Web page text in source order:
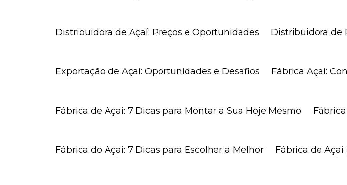
Distribuidora de Açaí: Preços e Oportunidades Distribuidora
Exportação de Açaí: Oportunidades e Desafios Fábrica Açaí:
Fábrica de Açaí: 7 Dicas para Montar a Sua Hoje Mesmo
Fábrica do Açaí: 7 Dicas para Escolher a Melhor Fábrica de